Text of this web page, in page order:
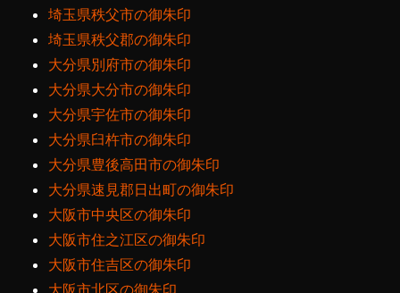
埼玉県秩父市の御朱印
埼玉県秩父郡の御朱印
大分県別府市の御朱印
大分県大分市の御朱印
大分県宇佐市の御朱印
大分県臼杵市の御朱印
大分県豊後高田市の御朱印
大分県速見郡日出町の御朱印
大阪市中央区の御朱印
大阪市住之江区の御朱印
大阪市住吉区の御朱印